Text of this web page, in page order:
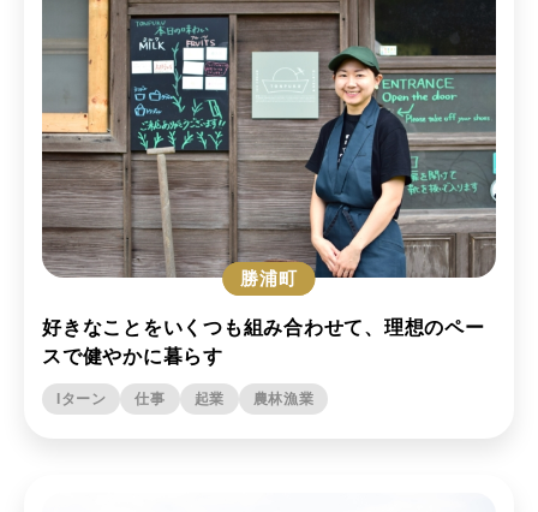
上勝町
勝浦町
好きなことをいくつも組み合わせて、理想のペー
スで健やかに暮らす
Iターン 仕事 起業 農林漁業